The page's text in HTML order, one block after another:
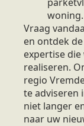
woning.
Vraag
en ontdek
expertise
realiseren.
regio
te adviseren
niet langer
naar uw